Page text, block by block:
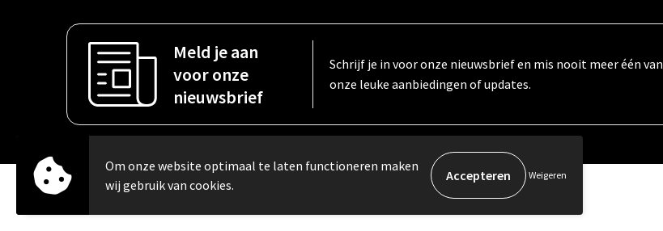
Meld je aan
voor onze
nieuwsbrief
Schrijf je in voor onze nieuwsbrief en mis nooit meer één van
onze leuke aanbiedingen of updates.
© Copyright Carebo 2026
Om onze website optimaal te laten functioneren maken
wij gebruik van cookies.
Weigeren